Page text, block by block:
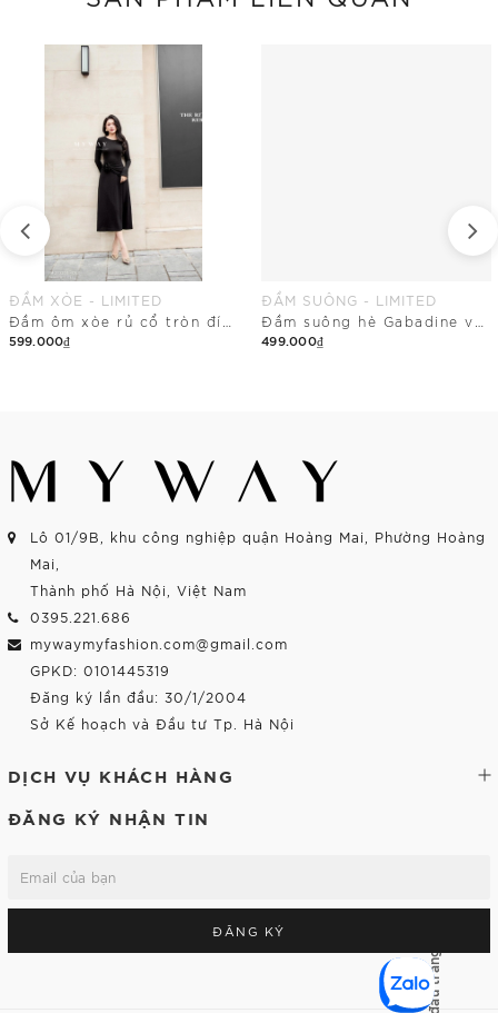
ĐẦM XÒE - LIMITED
599.000₫
ĐẦM SUÔNG - LIMITED
499.000₫
Lô 01/9B, khu công nghiệp quận Hoàng Mai, Phường Hoàng
Mai,
Thành phố Hà Nội, Việt Nam
0395.221.686
mywaymyfashion.com@gmail.com
GPKD: 0101445319
Đăng ký lần đầu: 30/1/2004
Sở Kế hoạch và Đầu tư Tp. Hà Nội
DỊCH VỤ KHÁCH HÀNG
ĐĂNG KÝ NHẬN TIN
ĐĂNG KÝ